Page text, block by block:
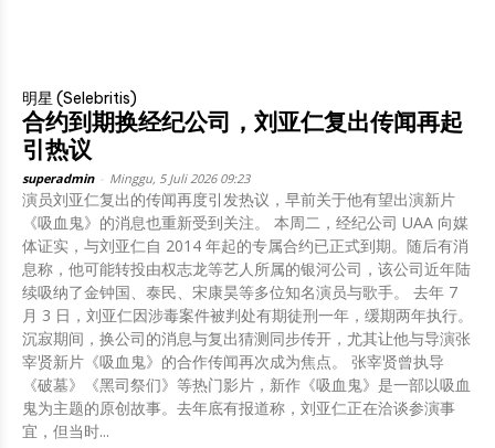
明星 (Selebritis)
合约到期换经纪公司，刘亚仁复出传闻再起
引热议
superadmin Minggu, 5 Juli 2026 09:23
演员刘亚仁复出的传闻再度引发热议，早前关于他有望出演新片
《吸血鬼》的消息也重新受到关注。 本周二，经纪公司 UAA 向媒
体证实，与刘亚仁自 2014 年起的专属合约已正式到期。随后有消
息称，他可能转投由权志龙等艺人所属的银河公司，该公司近年陆
续吸纳了金钟国、泰民、宋康昊等多位知名演员与歌手。 去年 7
月 3 日，刘亚仁因涉毒案件被判处有期徒刑一年，缓期两年执行。
沉寂期间，换公司的消息与复出猜测同步传开，尤其让他与导演张
宰贤新片《吸血鬼》的合作传闻再次成为焦点。 张宰贤曾执导
《破墓》《黑司祭们》等热门影片，新作《吸血鬼》是一部以吸血
鬼为主题的原创故事。去年底有报道称，刘亚仁正在洽谈参演事
宜，但当时...